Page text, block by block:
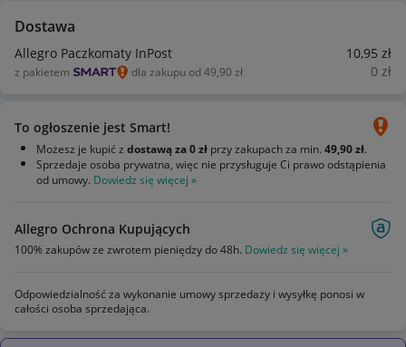
Dostawa
Allegro Paczkomaty InPost 10,95 zł
z pakietem dla zakupu od 49,90 zł 0 zł
To ogłoszenie jest Smart!
Możesz je kupić z dostawą za 0 zł przy zakupach za min. 49,90 zł.
Sprzedaje osoba prywatna, więc nie przysługuje Ci prawo odstąpienia
od umowy. Dowiedz się więcej »
Allegro Ochrona Kupujących
100% zakupów ze zwrotem pieniędzy do 48h. Dowiedz się więcej »
Odpowiedzialność za wykonanie umowy sprzedaży i wysyłkę ponosi w
całości osoba sprzedająca.